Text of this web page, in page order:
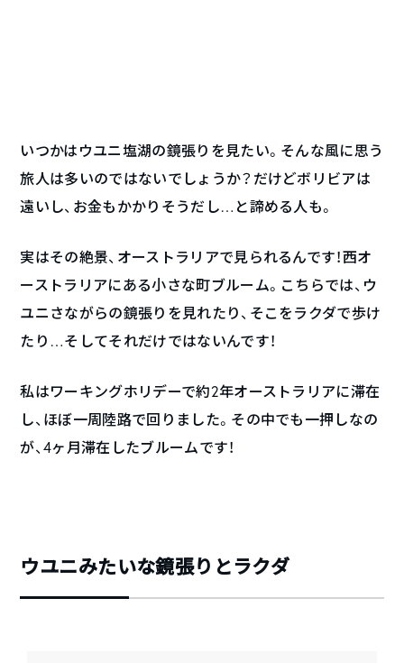
いつかはウユニ塩湖の鏡張りを見たい。そんな風に思う
旅人は多いのではないでしょうか？だけどボリビアは
遠いし、お金もかかりそうだし…と諦める人も。
実はその絶景、オーストラリアで見られるんです！西オ
ーストラリアにある小さな町ブルーム。こちらでは、ウ
ユニさながらの鏡張りを見れたり、そこをラクダで歩け
たり…そしてそれだけではないんです！
私はワーキングホリデーで約2年オーストラリアに滞在
し、ほぼ一周陸路で回りました。その中でも一押しなの
が、4ヶ月滞在したブルームです！
ウユニみたいな鏡張りとラクダ